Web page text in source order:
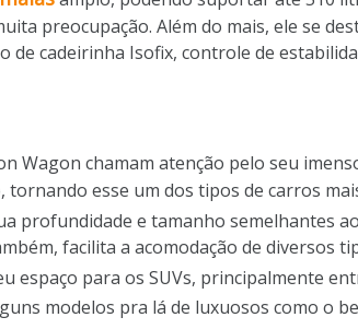
preocupação. Além do mais, ele se
de cadeirinha Isofix, controle de
Wagon chamam atenção pelo seu
esse um dos tipos de carros
profundidade e tamanho semelhantes
facilita a acomodação de diversos
espaço para os SUVs, principalmente
modelos pra lá de luxuosos como o